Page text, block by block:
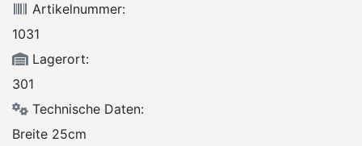
Artikelnummer:
1031
Lagerort:
301
Technische Daten:
Breite 25cm